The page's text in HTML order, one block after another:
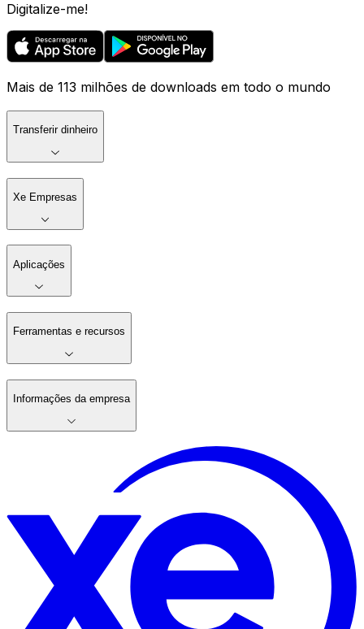
Digitalize-me!
Mais de 113 milhões de downloads em todo o mundo
Transferir dinheiro
Xe Empresas
Aplicações
Ferramentas e recursos
Informações da empresa